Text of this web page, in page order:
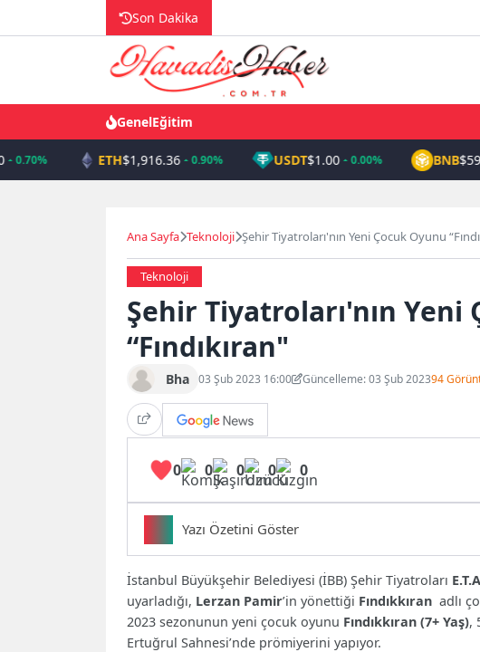
Son Dakika
GenelEğitim
0.70% ETH$1,916.36 0.90% USDT$1.00 0.00% BNB
Ana Sayfa Teknoloji Şehir Tiyatroları'nın Yeni Çocuk Oyunu
Teknoloji
Şehir Tiyatroları'nın Yeni
“Fındıkıran"
Bha 03 Şub 2023 16:00 Güncelleme: 03 Şub 202394
0 0 0 0 0
Yazı Özetini Göster
Özet bulunamadı.
İstanbul Büyükşehir Belediyesi (İBB) Şehir Tiyatroları
uyarladığı, Lerzan Pamir’in yönettiği Fındıkkıranadlı
2023 sezonunun yeni çocuk oyunu Fındıkkıran (7+ Yaş),
Ertuğrul Sahnesi’nde prömiyerini yapıyor.